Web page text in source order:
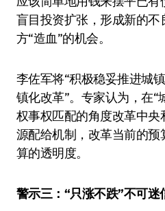
盲目投资扩张，形成新的
方“造血”的机会。
李佐军将“积极稳妥推进城
镇化改革”。专家认为，在“
权事权匹配的角度改革中
源配给机制，改革当前的
算的透明度。
警示三：“只涨不跌”不可迷